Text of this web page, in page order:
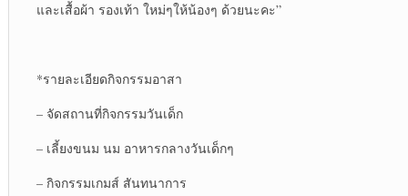
และเสื้อผ้า​ รองเท้า​ ใหม่ๆให้น้องๆ ด้วยนะคะ”
*รายละเอียด​กิจกรรม​อาสา
– จัดสถานที่​กิจกรรม​วันเด็ก​
– เลี้ยงขนม นม อาหาร​กลางวัน​เด็กๆ
– กิจกรรม​เกมส์​ สันทนาการ​